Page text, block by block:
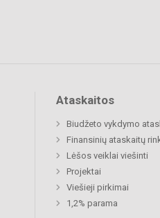
Ataskaitos
Biudžeto vykdymo
Finansinių ataskaitų
Lėšos veiklai viešinti
Projektai
Viešieji pirkimai
1,2% parama